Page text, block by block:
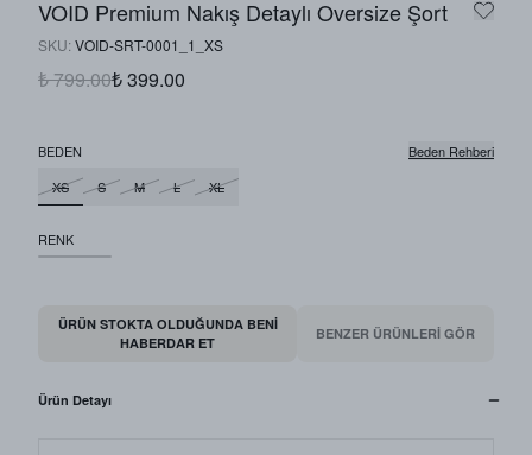
VOID Premium Nakış Detaylı Oversize Şort
SKU: VOID-SRT-0001_1_XS
₺ 799.00₺ 399.00
BEDEN
Beden Rehberi
XS
S M L XL
RENK
ÜRÜN STOKTA OLDUĞUNDA BENI
HABERDAR ET
BENZER ÜRÜNLERİ GÖR
Ürün Detayı